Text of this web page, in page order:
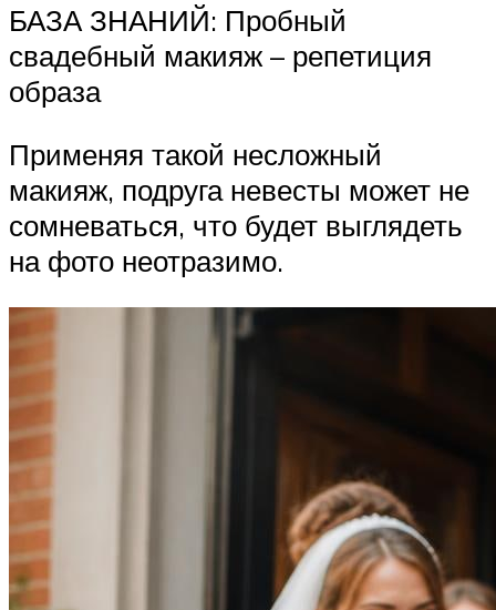
БАЗА ЗНАНИЙ: Пробный
свадебный макияж – репетиция
образа
Применяя такой несложный
макияж, подруга невесты может не
сомневаться, что будет выглядеть
на фото неотразимо.